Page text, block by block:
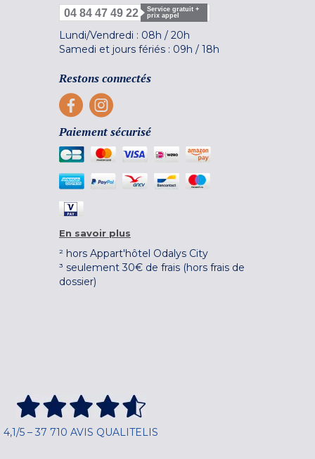
04 84 47 49 22
Service gratuit +
prix appel
Lundi/Vendredi : 08h / 20h
Samedi et jours fériés : 09h / 18h
Restons connectés
Paiement sécurisé
En savoir plus
² hors Appart'hôtel Odalys City
³ seulement 30€ de frais (hors frais de
dossier)
4,1/5 – 37 710 AVIS QUALITELIS